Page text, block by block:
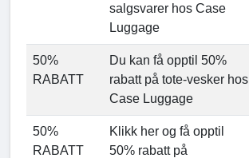
salgsvarer hos Case
Luggage
50%
RABATT
Du kan få opptil 50%
rabatt på tote-vesker hos
Case Luggage
50%
RABATT
Klikk her og få opptil
50% rabatt på